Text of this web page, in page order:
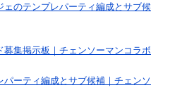
ェのテンプレパーティ編成とサブ候
募集掲示板｜チェンソーマンコラボ
パーティ編成とサブ候補｜チェンソ